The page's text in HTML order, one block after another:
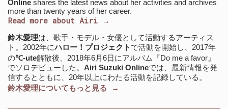
Online shares the latest news about her activities and archives
more than twenty years of her career.
Read more about Airi →
鈴木愛理は、歌手・モデル・女優として活動するアーティス
ト。2002年にハロー！プロジェクト で活動を開始し、2017年
の℃-ute解散後、2018年6月6日にアルバム『Do me a favor』
でソロデビューした。 Airi Suzuki Onlineでは、最新情報を発
信するとともに、20年以上にわたる活動を記録している。
鈴木愛理についてもっと見る →